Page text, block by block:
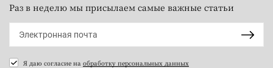
Раз в неделю мы присылаем самые важные статьи
Я даю согласие на обработку персональных данных